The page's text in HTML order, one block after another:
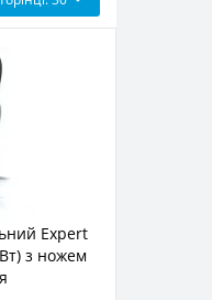
Expert
з ножем